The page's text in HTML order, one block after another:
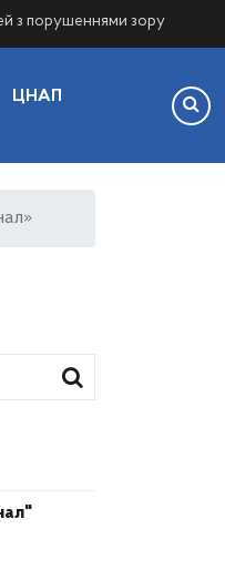
з порушеннями зору
ЦНАП